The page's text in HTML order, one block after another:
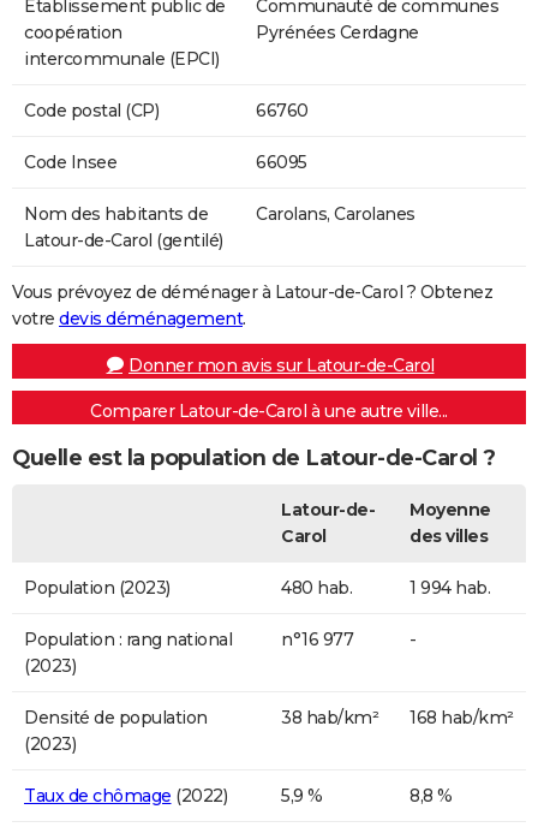
Etablissement public de
coopération
intercommunale (EPCI)
Communauté de communes
Pyrénées Cerdagne
Code postal (CP) 66760
Code Insee 66095
Nom des habitants de
Latour-de-Carol (gentilé)
Carolans, Carolanes
Vous prévoyez de déménager à Latour-de-Carol ? Obtenez
votre devis déménagement.
Donner mon avis sur Latour-de-Carol
Comparer Latour-de-Carol à une autre ville...
Quelle est la population de Latour-de-Carol ?
Latour-de-
Carol
Moyenne
des villes
Population (2023) 480 hab. 1 994 hab.
Population : rang national
(2023)
n°16 977 -
Densité de population
(2023)
38 hab/km² 168 hab/km²
Taux de chômage (2022) 5,9 % 8,8 %